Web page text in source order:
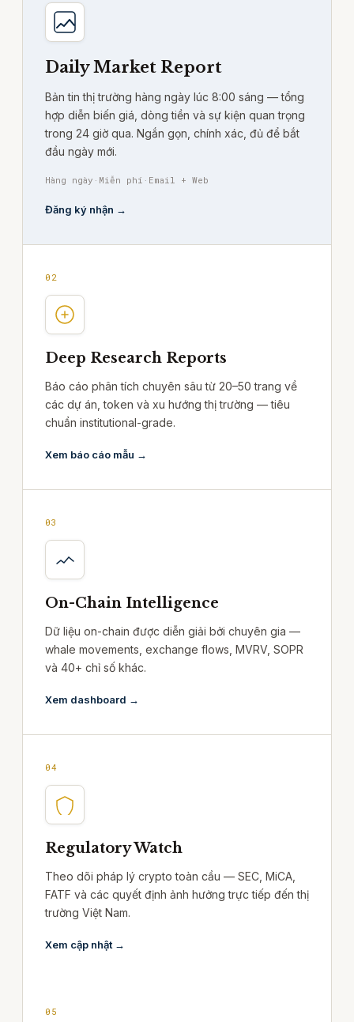
Daily Market Report
Bản tin thị trường hàng ngày lúc 8:00 sáng — tổng
hợp diễn biến giá, dòng tiền và sự kiện quan trọng
trong 24 giờ qua. Ngắn gọn, chính xác, đủ để bắt
đầu ngày mới.
Hàng ngày · Miễn phí · Email + Web
Đăng ký nhận →
02
Deep Research Reports
Báo cáo phân tích chuyên sâu từ 20–50 trang về
các dự án, token và xu hướng thị trường — tiêu
chuẩn institutional-grade.
Xem báo cáo mẫu →
03
On-Chain Intelligence
Dữ liệu on-chain được diễn giải bởi chuyên gia —
whale movements, exchange flows, MVRV, SOPR
và 40+ chỉ số khác.
Xem dashboard →
04
Regulatory Watch
Theo dõi pháp lý crypto toàn cầu — SEC, MiCA,
FATF và các quyết định ảnh hưởng trực tiếp đến thị
trường Việt Nam.
Xem cập nhật →
05